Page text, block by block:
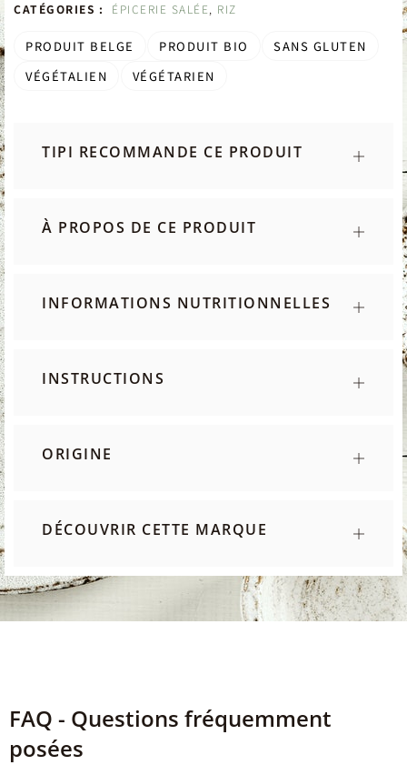
CATÉGORIES :
ÉPICERIE SALÉE RIZ
PRODUIT BELGE PRODUIT BIO
SANS GLUTEN
VÉGÉTALIEN
VÉGÉTARIEN
TIPI RECOMMANDE CE PRODUIT
À PROPOS DE CE PRODUIT
INFORMATIONS NUTRITIONNELLES
INSTRUCTIONS
ORIGINE
DÉCOUVRIR CETTE MARQUE
FAQ - Questions fréquemment
posées